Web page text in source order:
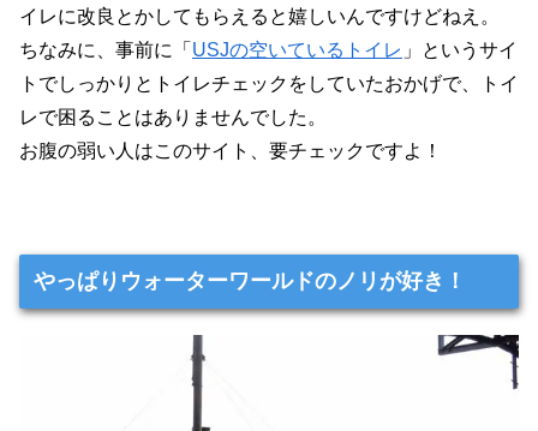
イレに改良とかしてもらえると嬉しいんですけどねえ。
ちなみに、事前に「 USJの空いているトイレ 」というサイ
トでしっかりとトイレチェックをしていたおかげで、トイ
レで困ることはありませんでした。
お腹の弱い人はこのサイト、要チェックですよ！
やっぱりウォーターワールドのノリが好き！